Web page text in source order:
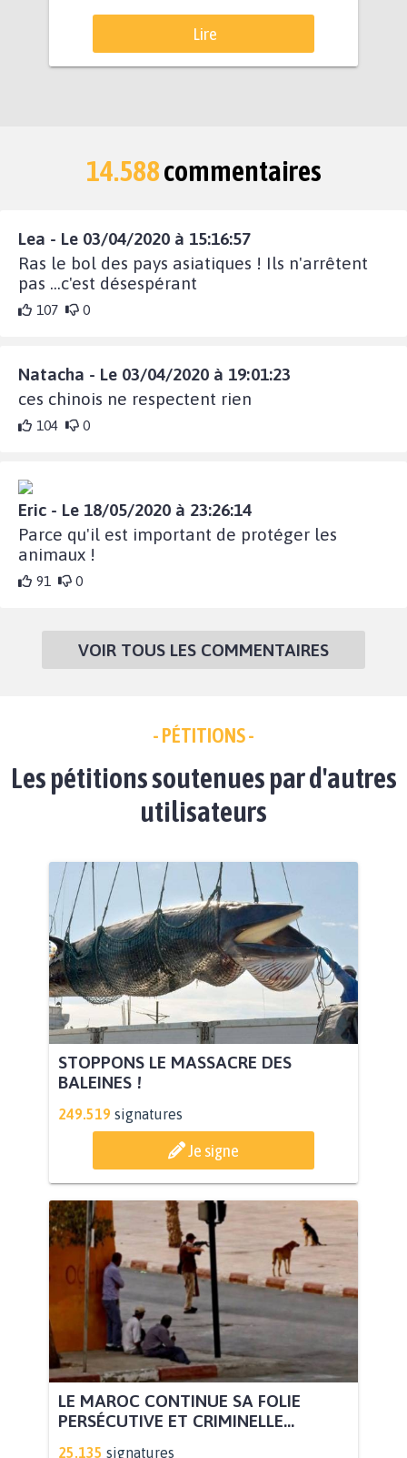
Lire
14.588commentaires
Lea - Le 03/04/2020 à 15:16:57
Ras le bol des pays asiatiques ! Ils n'arrêtent
pas ...c'est désespérant
107 0
Natacha - Le 03/04/2020 à 19:01:23
ces chinois ne respectent rien
104 0
Eric - Le 18/05/2020 à 23:26:14
Parce qu'il est important de protéger les
animaux !
91 0
VOIR TOUS LES COMMENTAIRES
- PÉTITIONS -
Les pétitions soutenues par d'autres
utilisateurs
STOPPONS LE MASSACRE DES
BALEINES !
249.519 signatures
Je signe
LE MAROC CONTINUE SA FOLIE
PERSÉCUTIVE ET CRIMINELLE...
25.135 signatures